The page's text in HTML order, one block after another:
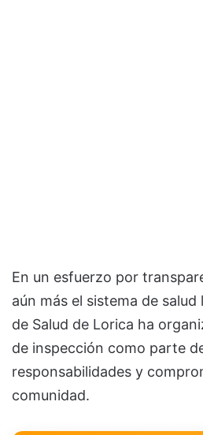
En un esfuerzo por
aún más el sistema de salud
de Salud de Lorica ha
de inspección como parte
responsabilidades y
comunidad.